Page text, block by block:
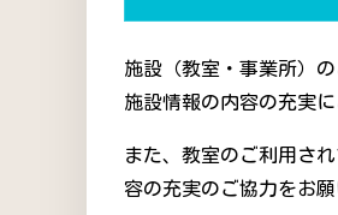
施設（教室・事業所）
施設情報の内容の充実
また、教室のご利用さ
容の充実のご協力をお